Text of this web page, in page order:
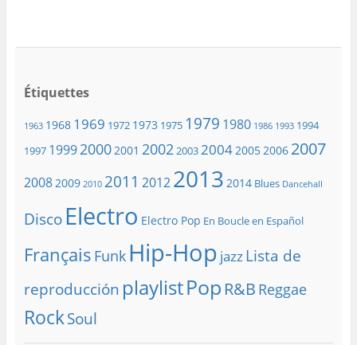
Étiquettes
1963 1968 1969 1972 1973 1975 1979 1980 1986 1993 1994
1997 19992000 2001 200220032004 2005 2006 2007
2008 2009 2010 2011 20122013 2014 Blues Dancehall
Disco Electro Electro Pop En Boucle en Español
Français Funk Hip-Hop jazzLista de
reproducción playlistPop R&B Reggae
RockSoul